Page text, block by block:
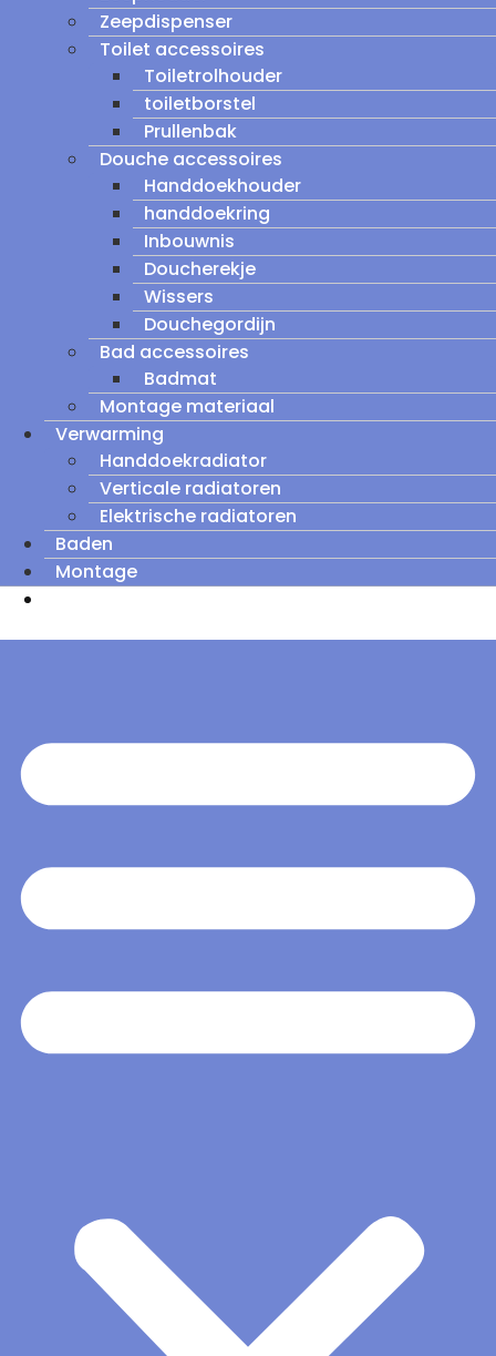
Zeepdispenser
Toilet accessoires
Toiletrolhouder
toiletborstel
Prullenbak
Douche accessoires
Handdoekhouder
handdoekring
Inbouwnis
Doucherekje
Wissers
Douchegordijn
Bad accessoires
Badmat
Montage materiaal
Verwarming
Handdoekradiator
Verticale radiatoren
Elektrische radiatoren
Baden
Montage